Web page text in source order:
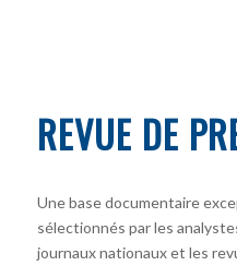
REVUE DE
Une base documentaire
sélectionnés par les
journaux nationaux et les